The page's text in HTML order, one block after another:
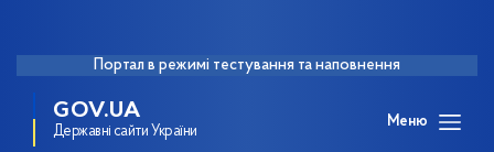
Портал в режимі тестування та наповнення
GOV.UA
Державні сайти України
Меню